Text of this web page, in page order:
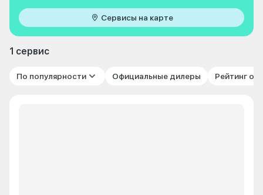
Сервисы на карте
1 сервис
По популярности Официальные дилеры Рейтинг